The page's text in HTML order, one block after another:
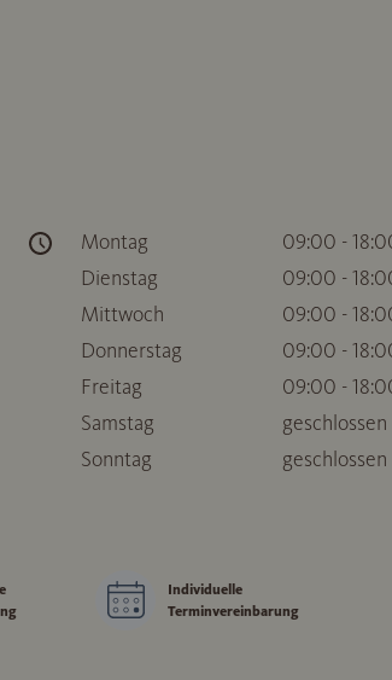
Montag
09:00 -
Dienstag
09:00 -
Mittwoch
09:00 -
Donnerstag
09:00 -
Freitag
09:00 -
Samstag
geschlossen
Sonntag
geschlossen
Individuelle
Terminvereinbarung